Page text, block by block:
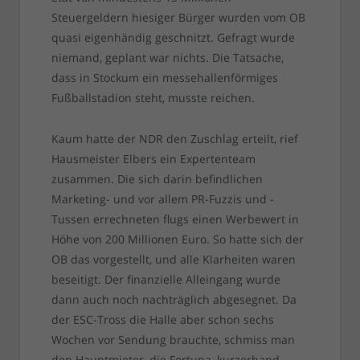
Steuergeldern hiesiger Bürger wurden vom OB
quasi eigenhändig geschnitzt. Gefragt wurde
niemand, geplant war nichts. Die Tatsache,
dass in Stockum ein messehallenförmiges
Fußballstadion steht, musste reichen.
Kaum hatte der NDR den Zuschlag erteilt, rief
Hausmeister Elbers ein Expertenteam
zusammen. Die sich darin befindlichen
Marketing- und vor allem PR-Fuzzis und -
Tussen errechneten flugs einen Werbewert in
Höhe von 200 Millionen Euro. So hatte sich der
OB das vorgestellt, und alle Klarheiten waren
beseitigt. Der finanzielle Alleingang wurde
dann auch noch nachträglich abgesegnet. Da
der ESC-Tross die Halle aber schon sechs
Wochen vor Sendung brauchte, schmiss man